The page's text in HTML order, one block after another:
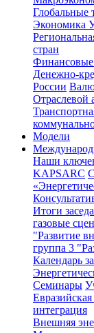
Глобальные
Экономика
стран
Денежно-
России
Отраслевой
Модели
Наши
KAPSARC
Итоги
газовые
"Развитие
группа 3
Календарь
Семинары
интеграция
Внешняя